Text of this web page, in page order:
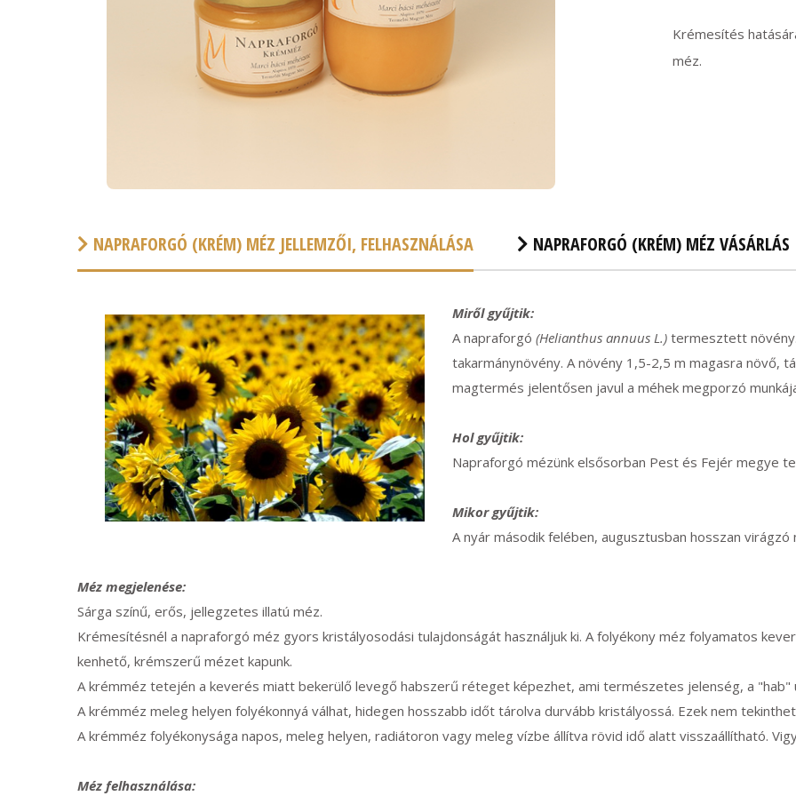
Krémesítés
méz.
NAPRAFORGÓ (KRÉM) MÉZ JELLEMZŐI, FELHASZNÁLÁSA NAPRAFORGÓ (KRÉM) MÉZ VÁSÁRLÁS
Miről gyűjtik:
A napraforgó (Helianthus annuus L.) termesztett
takarmánynövény. A növény 1,5-2,5 m magasra növő,
magtermés jelentősen javul a méhek megporzó
Hol gyűjtik:
Napraforgó mézünk elsősorban Pest és Fejér megye
Mikor gyűjtik:
A nyár második felében, augusztusban hosszan virágzó
Méz megjelenése:
Sárga színű, erős, jellegzetes illatú méz.
Krémesítésnél a napraforgó méz gyors kristályosodási tulajdonságát használjuk ki. A folyékony méz folyamatos
kenhető, krémszerű mézet kapunk.
A krémméz tetején a keverés miatt bekerülő levegő habszerű réteget képezhet, ami természetes jelenség, a "hab"
A krémméz meleg helyen folyékonnyá válhat, hidegen hosszabb időt tárolva durvább kristályossá. Ezek nem
A krémméz folyékonysága napos, meleg helyen, radiátoron vagy meleg vízbe állítva rövid idő alatt visszaállítható.
Méz felhasználása: